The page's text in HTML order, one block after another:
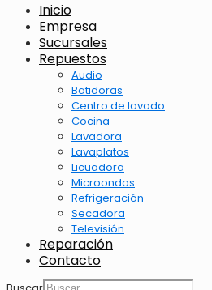
Inicio
Empresa
Sucursales
Repuestos
Audio
Batidoras
Centro de lavado
Cocina
Lavadora
Lavaplatos
Licuadora
Microondas
Refrigeración
Secadora
Televisión
Reparación
Contacto